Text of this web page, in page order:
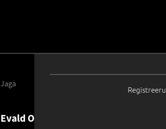
Registreeru
Evald Okas
Jaga